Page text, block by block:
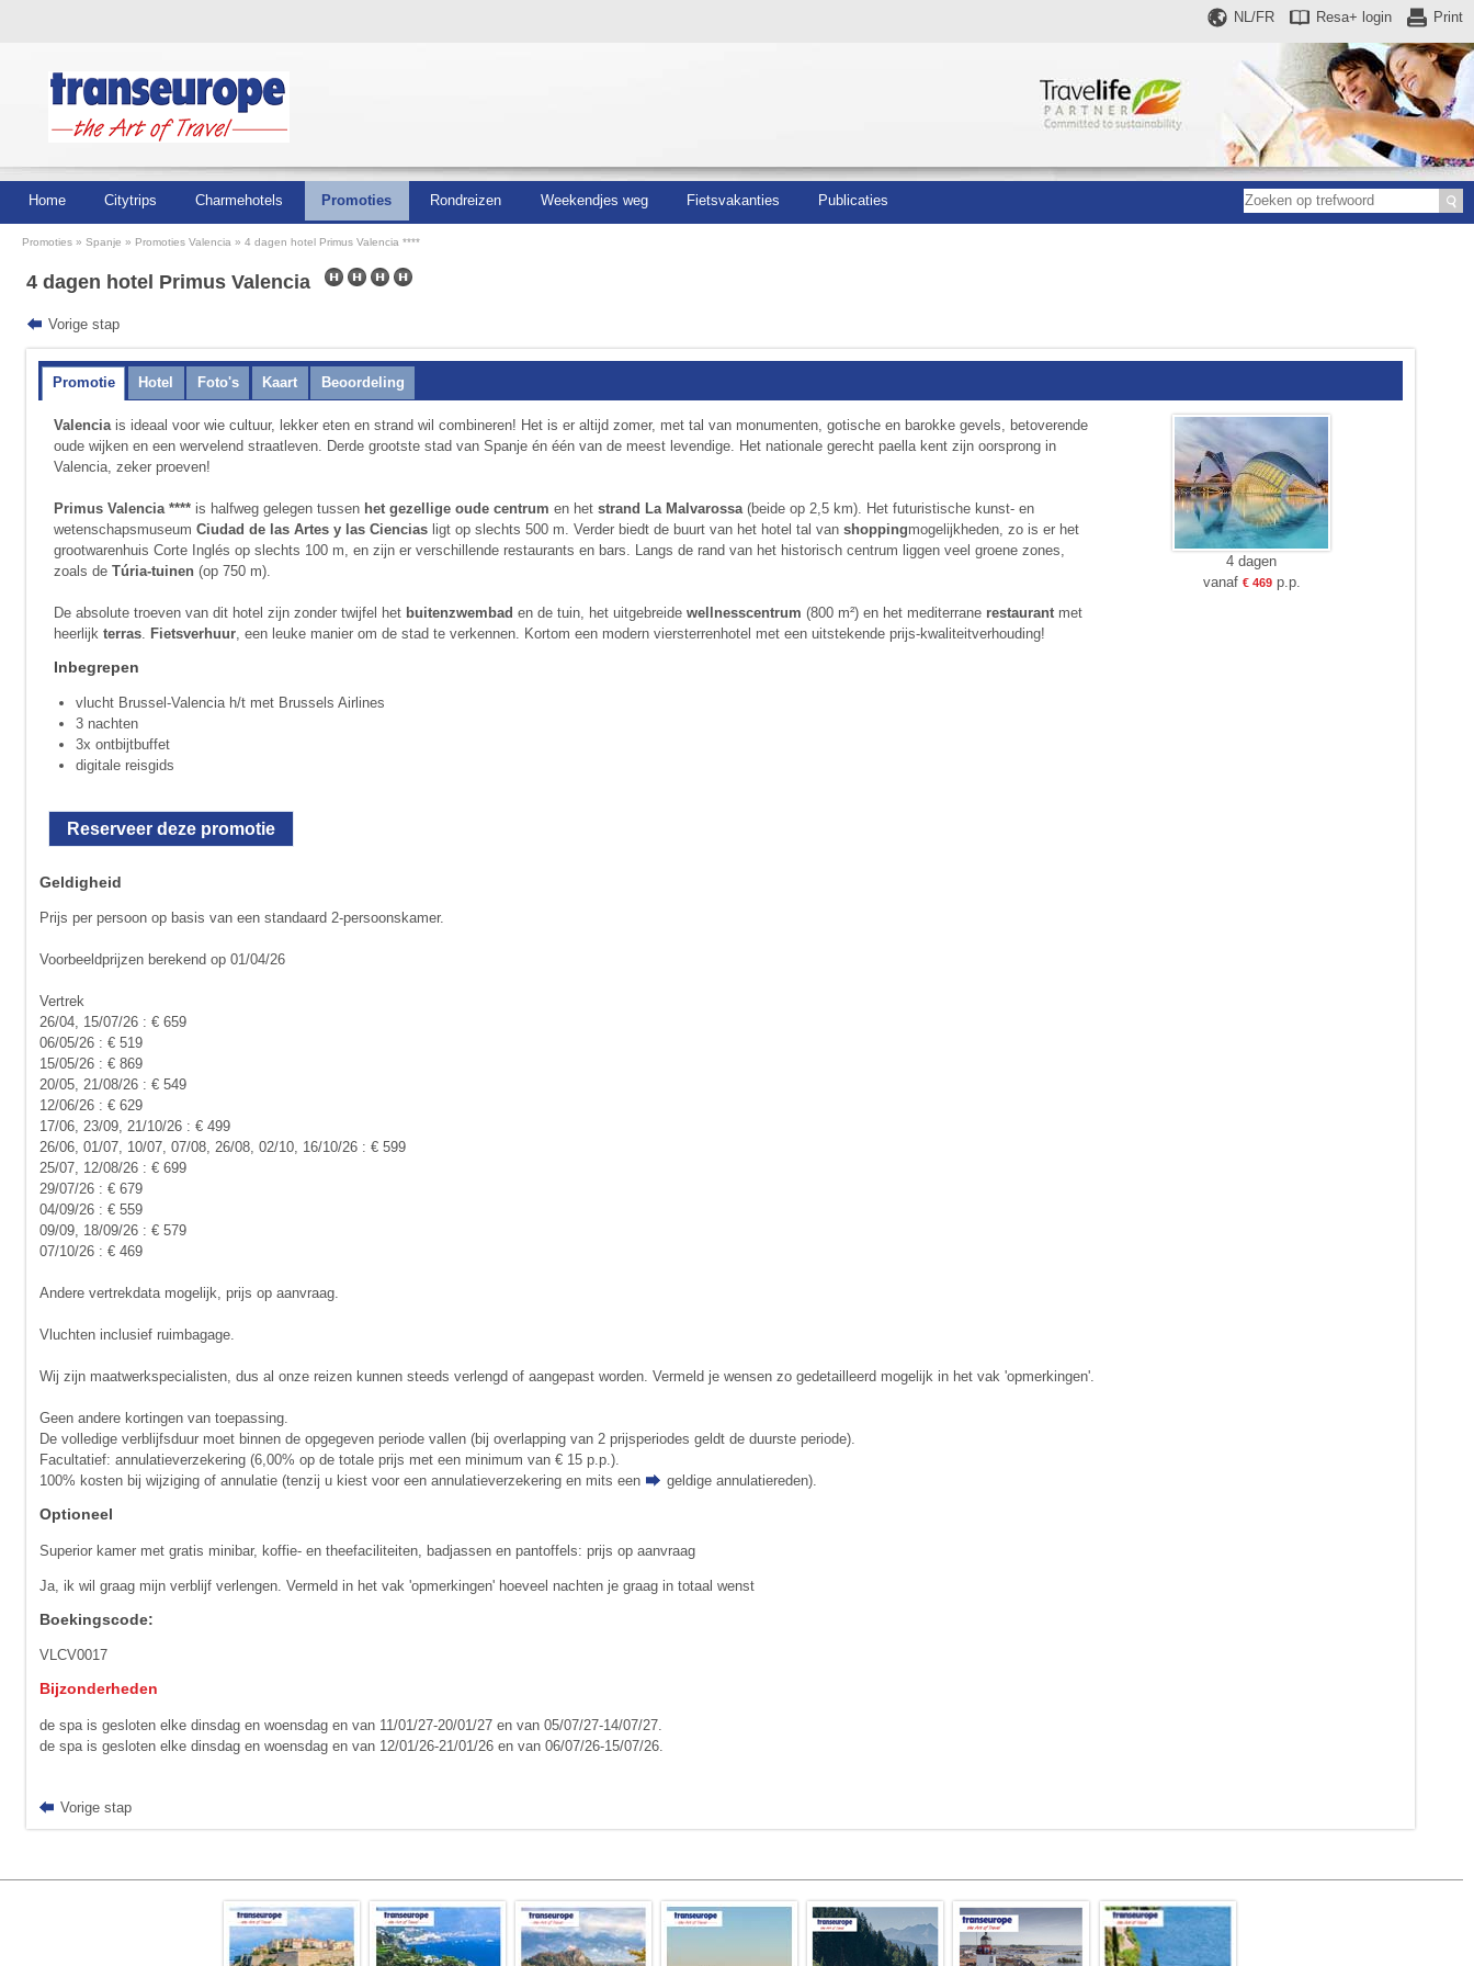
Print
Resa+ login
NL/FR
Home Citytrips Charmehotels Promoties Rondreizen Weekendjes weg Fietsvakanties Publicaties
Promoties Spanje Promoties Valencia 4 dagen hotel Primus Valencia ****
4 dagen hotel Primus Valencia
Vorige stap
Promotie Hotel Foto's Kaart Beoordeling
Valencia is ideaal voor wie cultuur, lekker eten en strand wil combineren! Het is er altijd zomer, met tal van monumenten, gotische en barokke gevels, betoverende
oude wijken en een wervelend straatleven. Derde grootste stad van Spanje én één van de meest levendige. Het nationale gerecht paella kent zijn oorsprong in
Valencia, zeker proeven!
Primus Valencia **** is halfweg gelegen tussen het gezellige oude centrum en het strand La Malvarossa (beide op 2,5 km). Het futuristische kunst- en
wetenschapsmuseumCiudad de las Artes y las Ciencias ligt op slechts 500 m. Verder biedt de buurt van het hotel tal vanshoppingmogelijkheden, zo is er het
grootwarenhuis Corte Inglés op slechts 100 m, en zijn er verschillende restaurants en bars. Langs de rand van het historisch centrum liggen veel groene zones,
zoals de Túria-tuinen (op 750 m).
De absolute troeven van dit hotel zijn zonder twijfel het buitenzwembad en de tuin, het uitgebreidewellness­centrum (800 m²) en het mediterrane restaurant met
heerlijkterras Fietsverhuur , een leuke manier om de stad te verkennen. Kortom een modern viersterrenhotel met een uitstekende prijs-kwaliteitverhouding!
Inbegrepen
vlucht Brussel-Valencia h/t met Brussels Airlines
3 nachten
3x ontbijtbuffet
digitale reisgids
4 dagen
vanaf € 469p.p.
Reserveer deze promotie
Geldigheid
Prijs per persoon op basis van een standaard 2-persoonskamer.
Voorbeeldprijzen berekend op 01/04/26
Vertrek
26/04, 15/07/26 : € 659
06/05/26 : € 519
15/05/26 : € 869
20/05, 21/08/26 : € 549
12/06/26 : € 629
17/06, 23/09, 21/10/26 : € 499
26/06, 01/07, 10/07, 07/08, 26/08, 02/10, 16/10/26 : € 599
25/07, 12/08/26 : € 699
29/07/26 : € 679
04/09/26 : € 559
09/09, 18/09/26 : € 579
07/10/26 : € 469
Andere vertrekdata mogelijk, prijs op aanvraag.
Vluchten inclusief ruimbagage.
Wij zijn maatwerkspecialisten, dus al onze reizen kunnen steeds verlengd of aangepast worden. Vermeld je wensen zo gedetailleerd mogelijk in het vak 'opmerkingen'.
Geen andere kortingen van toepassing.
De volledige verblijfsduur moet binnen de opgegeven periode vallen (bij overlapping van 2 prijsperiodes geldt de duurste periode).
Facultatief: annulatieverzekering (6,00% op de totale prijs met een minimum van € 15 p.p.).
100% kosten bij wijziging of annulatie (tenzij u kiest voor een annulatieverzekering en mits een
geldige annulatiereden).
Optioneel
Superior kamer met gratis minibar, koffie- en theefaciliteiten, badjassen en pantoffels: prijs op aanvraag
Ja, ik wil graag mijn verblijf verlengen. Vermeld in het vak 'opmerkingen' hoeveel nachten je graag in totaal wenst
Boekingscode:
VLCV0017
Bijzonderheden
de spa is gesloten elke dinsdag en woensdag en van 11/01/27-20/01/27 en van 05/07/27-14/07/27.
de spa is gesloten elke dinsdag en woensdag en van 12/01/26-21/01/26 en van 06/07/26-15/07/26.
Vorige stap